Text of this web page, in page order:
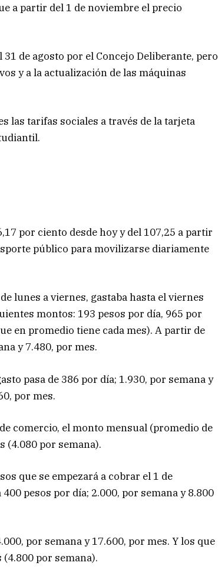
a partir del 1 de noviembre el precio
de agosto por el Concejo Deliberante, pero
y a la actualización de las máquinas
las tarifas sociales a través de la tarjeta
por ciento desde hoy y del 107,25 a partir
público para movilizarse diariamente
lunes a viernes, gastaba hasta el viernes
montos: 193 pesos por día, 965 por
en promedio tiene cada mes). A partir de
y 7.480, por mes.
pasa de 386 por día; 1.930, por semana y
por mes.
comercio, el monto mensual (promedio de
(4.080 por semana).
que se empezará a cobrar el 1 de
pesos por día; 2.000, por semana y 8.800
por semana y 17.600, por mes. Y los que
por semana).